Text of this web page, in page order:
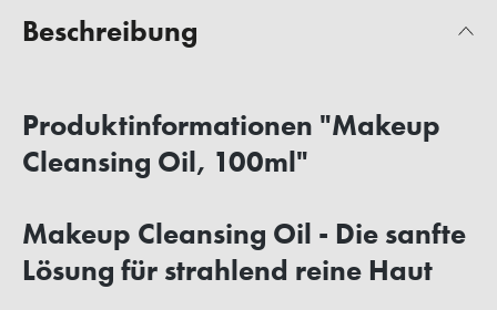
Beschreibung
Produktinformationen "Makeup
Cleansing Oil, 100ml"
Makeup Cleansing Oil - Die sanfte
Lösung für strahlend reine Haut